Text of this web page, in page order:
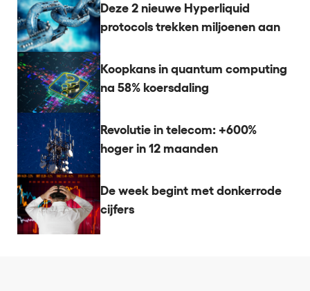
Deze 2 nieuwe Hyperliquid
protocols trekken miljoenen aan
Koopkans in quantum computing
na 58% koersdaling
Revolutie in telecom: +600%
hoger in 12 maanden
De week begint met donkerrode
cijfers